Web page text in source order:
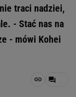
traci nadziei,
- Stać nas na
- mówi Kohei